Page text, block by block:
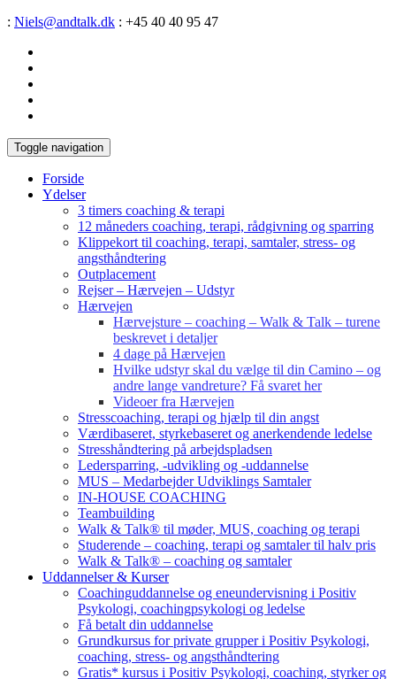
: Niels@andtalk.dk : +45 40 40 95 47
Toggle navigation
Forside
Ydelser
3 timers coaching & terapi
12 måneders coaching, terapi, rådgivning og sparring
Klippekort til coaching, terapi, samtaler, stress- og
angsthåndtering
Outplacement
Rejser – Hærvejen – Udstyr
Hærvejen
Hærvejsture – coaching – Walk & Talk – turene
beskrevet i detaljer
4 dage på Hærvejen
Hvilke udstyr skal du vælge til din Camino – og
andre lange vandreture? Få svaret her
Videoer fra Hærvejen
Stresscoaching, terapi og hjælp til din angst
Værdibaseret, styrkebaseret og anerkendende ledelse
Stresshåndtering på arbejdspladsen
Ledersparring, -udvikling og -uddannelse
MUS – Medarbejder Udviklings Samtaler
IN-HOUSE COACHING
Teambuilding
Walk & Talk® til møder, MUS, coaching og terapi
Studerende – coaching, terapi og samtaler til halv pris
Walk & Talk® – coaching og samtaler
Uddannelser & Kurser
Coachinguddannelse og eneundervisning i Positiv
Psykologi, coachingpsykologi og ledelse
Få betalt din uddannelse
Grundkursus for private grupper i Positiv Psykologi,
coaching, stress- og angsthåndtering
Gratis* kursus i Positiv Psykologi, coaching, styrker og